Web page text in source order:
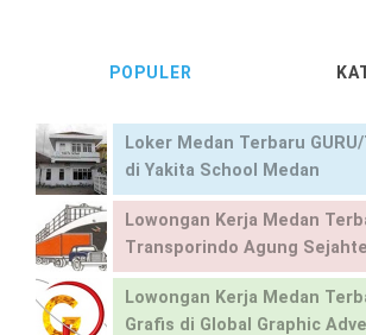
POPULER
Loker Medan Terbaru
di Yakita School Medan
Lowongan Kerja Medan
Transporindo Agung
Lowongan Kerja Medan
Grafis di Global Graphic